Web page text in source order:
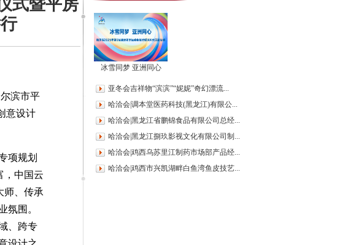
式暨平房
滨市平
意设计
项规划
，中国云
师、传承
氛围。
、跨专
冰雪同梦 亚洲同心
亚冬会吉祥物“滨滨”“妮妮”奇幻漂流...
哈洽会|调本堂医药科技(黑龙江)有限公...
哈洽会|黑龙江省鹏锦食品有限公司总经...
哈洽会|黑龙江捌玖影视文化有限公司制...
哈洽会|鸡西乌苏里江制药市场部产品经...
哈洽会|鸡西市兴凯湖畔白鱼湾鱼皮技艺...